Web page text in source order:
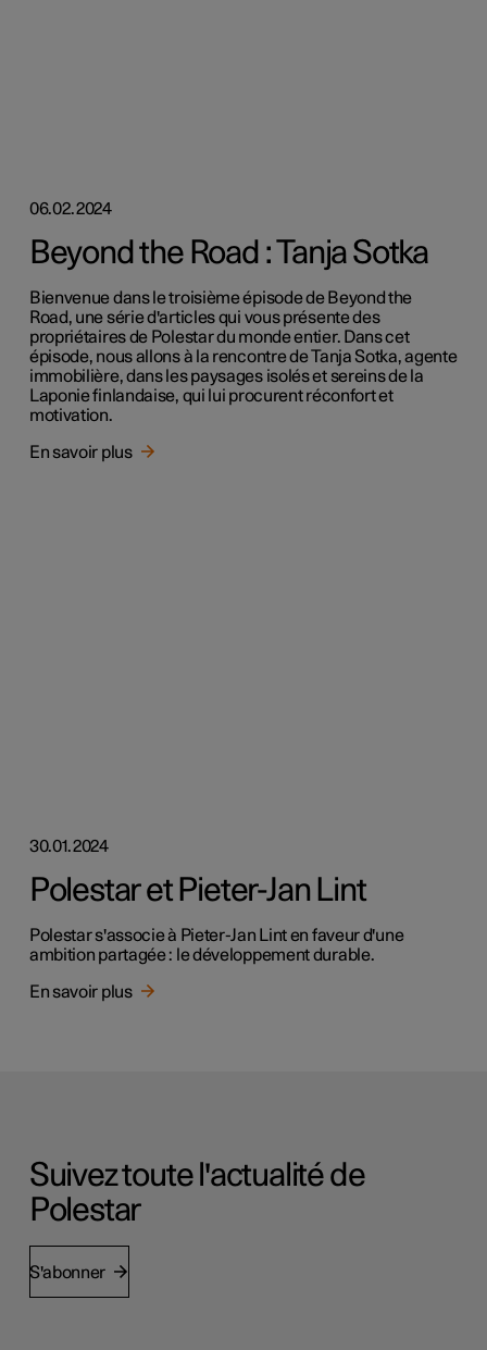
06.02.2024
Beyond the Road : Tanja Sotka
Bienvenue dans le troisième épisode de Beyond the
Road, une série d'articles qui vous présente des
propriétaires de Polestar du monde entier. Dans cet
épisode, nous allons à la rencontre de Tanja Sotka, agente
immobilière, dans les paysages isolés et sereins de la
Laponie finlandaise, qui lui procurent réconfort et
motivation.
En savoir plus
30.01.2024
Polestar et Pieter-Jan Lint
Polestar s'associe à Pieter-Jan Lint en faveur d'une
ambition partagée : le développement durable.
En savoir plus
Suivez toute l'actualité de
Polestar
S'abonner